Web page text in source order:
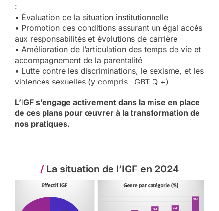
:
• Évaluation de la situation institutionnelle
• Promotion des conditions assurant un égal accès
aux responsabilités et évolutions de carrière
• Amélioration de l’articulation des temps de vie et
accompagnement de la parentalité
• Lutte contre les discriminations, le sexisme, et les
violences sexuelles (y compris LGBT Q +).
L’IGF s’engage activement dans la mise en place
de ces plans pour œuvrer à la transformation de
nos pratiques.
/ La situation de l’IGF en 2024